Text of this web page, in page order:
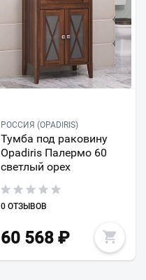
РОССИЯ (OPADIRIS)
Тумба под раковину
Opadiris Палермо 60
светлый орех
0 ОТЗЫВОВ
60 568₽